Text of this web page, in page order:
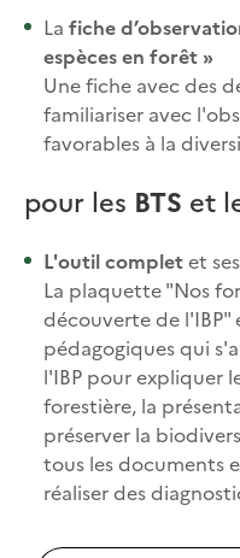
La fiche
espèces en forêt »
Une fiche avec des
familiariser avec
favorables à la
pour les BTS et
L'outil completet
La plaquette "Nos
découverte de l'IBP"
pédagogiques qui
l'IBP pour expliquer
forestière, la
préserver la
tous les documents
réaliser des